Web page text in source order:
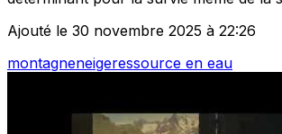
Ajouté le 30 novembre 2025 à 22:26
montagneneigeressource en eau